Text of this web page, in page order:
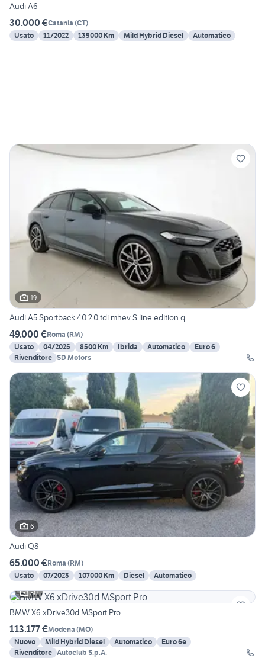
Audi A6
30.000 €Catania (CT)
Usato
11/2022 135000 Km Mild Hybrid Diesel Automatico
19
Audi A5 Sportback 40 2.0 tdi mhev S line edition q
49.000 €Roma (RM)
Usato
04/2025 8500 Km Ibrida Automatico
Euro 6
Rivenditore SD Motors
6
Audi Q8
65.000 €Roma (RM)
Usato
07/2023 107000 Km Diesel
Automatico
30
BMW X6 xDrive30d MSport Pro
113.177 €Modena (MO)
Nuovo
Mild Hybrid Diesel Automatico
Euro 6e
Rivenditore Autoclub S.p.A.